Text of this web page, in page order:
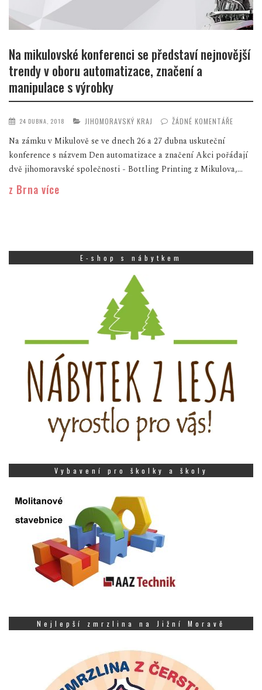
Na mikulovské konferenci se představí nejnovější
trendy v oboru automatizace, značení a
manipulace s výrobky
24 DUBNA, 2018 JIHOMORAVSKÝ KRAJ ŽÁDNÉ KOMENTÁŘE
Na zámku v Mikulově se ve dnech 26 a 27 dubna uskuteční
konference s názvem Den automatizace a značení Akci pořádají
dvě jihomoravské společnosti - Bottling Printing z Mikulova,...
z Brna více
E-shop s nábytkem
Vybavení pro školky a školy
Nejlepší zmrzlina na Jižní Moravě